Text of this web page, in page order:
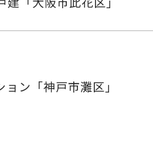
ン「神戸市灘区」